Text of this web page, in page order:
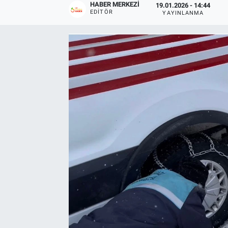
HABER MERKEZI
EDITÖR
19.01.2026 - 14:44
YAYINLANMA